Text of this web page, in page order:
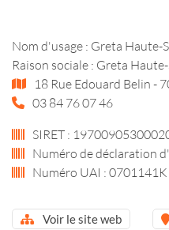
Nom d'usage : Greta Haute-
Raison sociale : Greta
18 Rue Edouard Belin -
03 84 76 07 46
SIRET :
Numéro de déclaration
Numéro UAI : 0701141K
Voir le site web